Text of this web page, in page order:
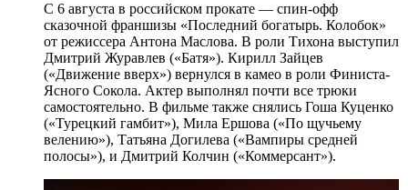
С 6 августа в российском прокате — спин-офф
сказочной франшизы «Последний богатырь. Колобок»
от режиссера Антона Маслова. В роли Тихона выступил
Дмитрий Журавлев («Батя»). Кирилл Зайцев
(«Движение вверх») вернулся в камео в роли Финиста-
Ясного Сокола. Актер выполнял почти все трюки
самостоятельно. В фильме также снялись Гоша Куценко
(«Турецкий гамбит»), Мила Ершова («По щучьему
велению»), Татьяна Догилева («Вампиры средней
полосы»), и Дмитрий Колчин («Коммерсант»).